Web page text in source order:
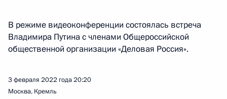
В режиме видеоконференции состоялась встреча
Владимира Путина с членами Общероссийской
общественной организации «Деловая Россия».
3 февраля 2022 года20:20
Москва, Кремль